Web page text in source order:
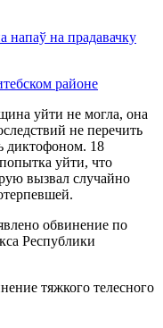
напаў на прадавачку
районе
уйти не могла, она
не перечить
диктофоном. 18
уйти, что
вызвал случайно
обвинение по
Республики
тяжкого телесного